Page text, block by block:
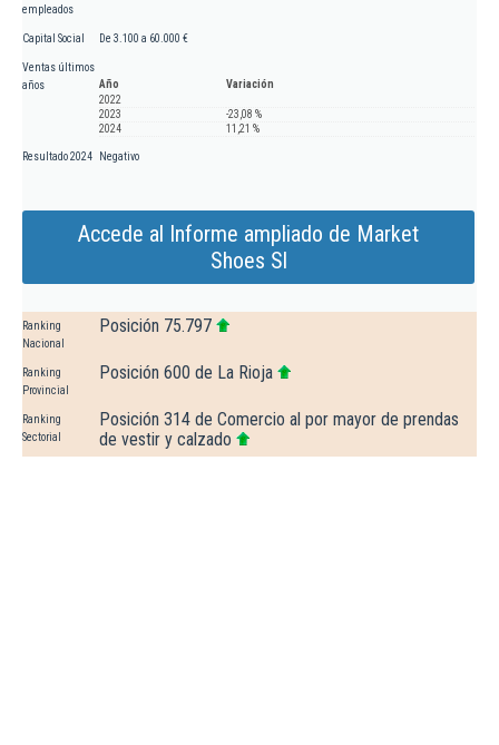
empleados
Capital Social De 3.100 a 60.000 €
Ventas últimos
años
Año
Variación
2022
2023
-23,08 %
2024
11,21 %
Resultado 2024 Negativo
Accede al Informe ampliado de Market
Shoes Sl
Ranking
Nacional
Posición 75.797
Ranking
Provincial
Posición 600 de La Rioja
Ranking
Sectorial
Posición 314 de Comercio al por mayor de prendas
de vestir y calzado